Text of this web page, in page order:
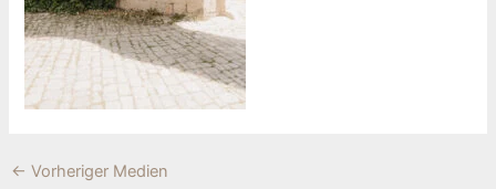
← Vorheriger Medien